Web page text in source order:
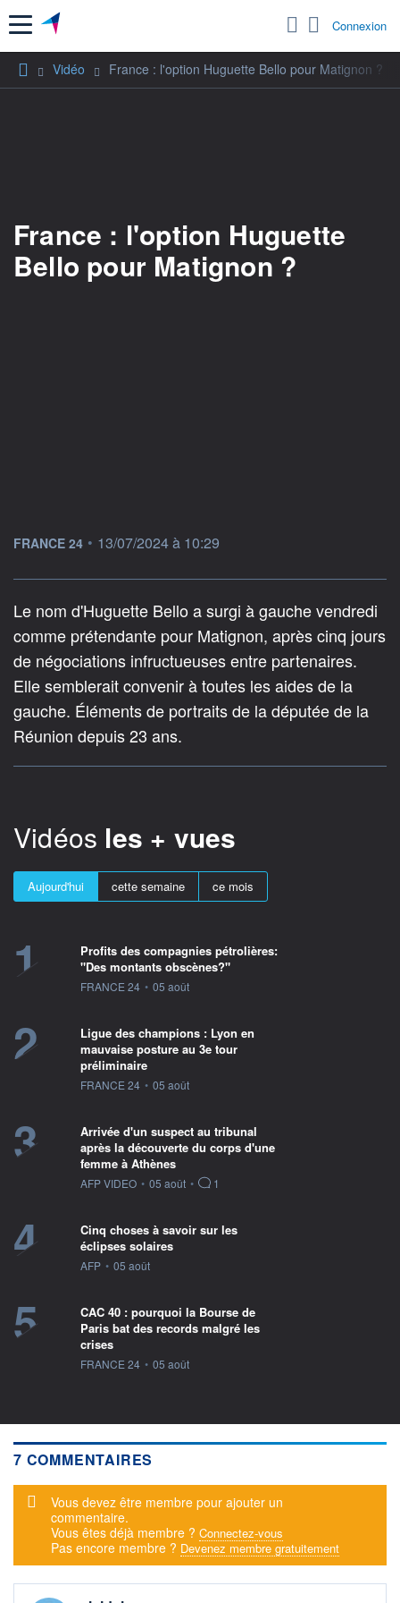
Menu Connexion
Vidéo France : l'option Huguette Bello pour Matignon ?
France : l'option Huguette
Bello pour Matignon ?
information fournie par
FRANCE 24 • 13/07/2024 à 10:29
Le nom d'Huguette Bello a surgi à gauche vendredi
comme prétendante pour Matignon, après cinq jours
de négociations infructueuses entre partenaires.
Elle semblerait convenir à toutes les aides de la
gauche. Éléments de portraits de la députée de la
Réunion depuis 23 ans.
Vidéos les + vues
Aujourd'hui cette semaine ce mois
1
Profits des compagnies pétrolières:
"Des montants obscènes?"
information fournie par
FRANCE 24 • 05 août
2
Ligue des champions : Lyon en
mauvaise posture au 3e tour
préliminaire
information fournie par
FRANCE 24 • 05 août
3
Arrivée d'un suspect au tribunal
après la découverte du corps d'une
femme à Athènes
information fournie par
AFP VIDEO • 05 août • 1
4
Cinq choses à savoir sur les
éclipses solaires
information fournie par
AFP • 05 août
5
CAC 40 : pourquoi la Bourse de
Paris bat des records malgré les
crises
information fournie par
FRANCE 24 • 05 août
7 COMMENTAIRES
Message d'alerte
Vous devez être membre pour ajouter un
commentaire.
Vous êtes déjà membre ? Connectez-vous
Pas encore membre ? Devenez membre gratuitement